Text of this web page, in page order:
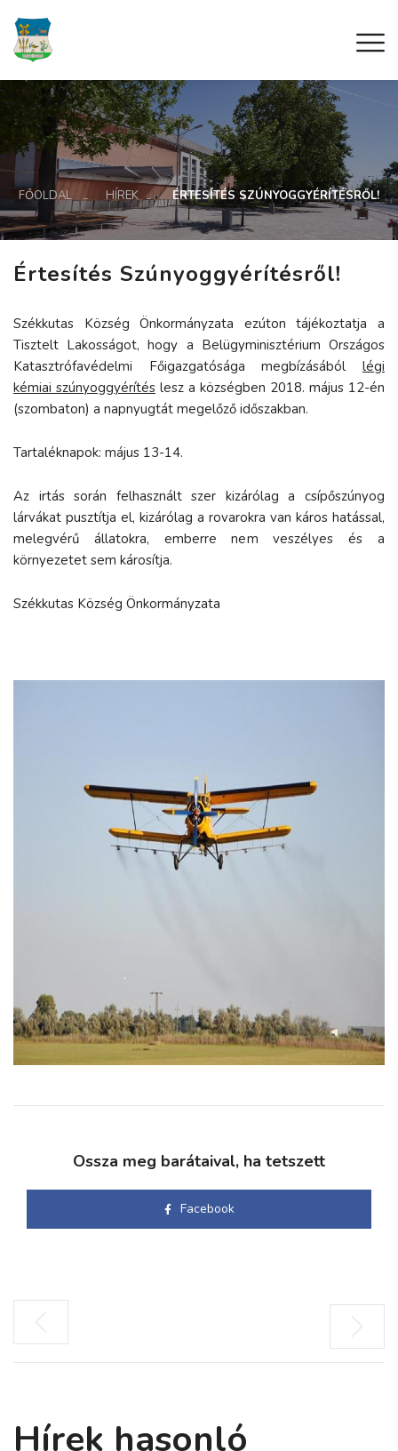
FŐOLDAL HÍREK ÉRTESÍTÉS SZÚNYOGGYÉRÍTÉSRŐL!
Értesítés Szúnyoggyérítésről!
Székkutas Község Önkormányzata ezúton tájékoztatja a
Tisztelt Lakosságot, hogy a Belügyminisztérium Országos
Katasztrófavédelmi Főigazgatósága megbízásából légi
kémiai szúnyoggyérítés lesz a községben 2018. május 12-én
(szombaton) a napnyugtát megelőző időszakban.
Tartaléknapok: május 13-14.
Az irtás során felhasznált szer kizárólag a csípőszúnyog
lárvákat pusztítja el, kizárólag a rovarokra van káros hatással,
melegvérű állatokra, emberre nem veszélyes és a
környezetet sem károsítja.
Székkutas Község Önkormányzata
Ossza meg barátaival, ha tetszett
Facebook
Hírek hasonló